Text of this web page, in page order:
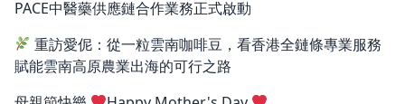
PACE中醫藥供應鏈合作業務正式啟動
重訪愛伲：從一粒雲南咖啡豆，看香港全鏈條專業服務
賦能雲南高原農業出海的可行之路